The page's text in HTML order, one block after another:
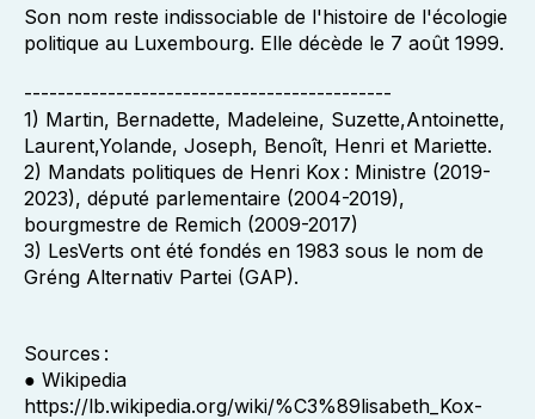
Son nom reste indissociable de l'histoire de l'écologie
politique au Luxembourg. Elle décède le 7 août 1999.
--------------------------------------------
1) Martin, Bernadette, Madeleine, Suzette,Antoinette,
Laurent,Yolande, Joseph, Benoît, Henri et Mariette.
2) Mandats politiques de Henri Kox : Ministre (2019-
2023), député parlementaire (2004-2019),
bourgmestre de Remich (2009-2017)
3) LesVerts ont été fondés en 1983 sous le nom de
Gréng Alternativ Partei (GAP).
Sources :
● Wikipedia
https://lb.wikipedia.org/wiki/%C3%89lisabeth_Kox-